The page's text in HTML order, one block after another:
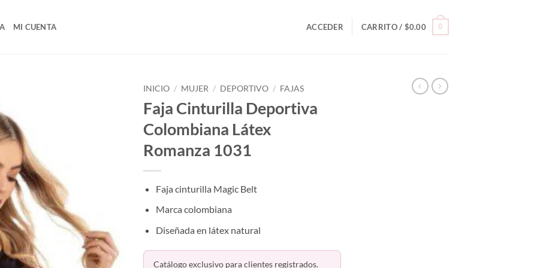
MI CUENTA ACCEDER CARRITO / $0.00 0
INICIO / MUJER / DEPORTIVO / FAJAS
Faja Cinturilla Deportiva
Colombiana Látex
Romanza 1031
Faja cinturilla Magic Belt
Marca colombiana
Diseñada en látex natural
Catálogo exclusivo para clientes registrados.